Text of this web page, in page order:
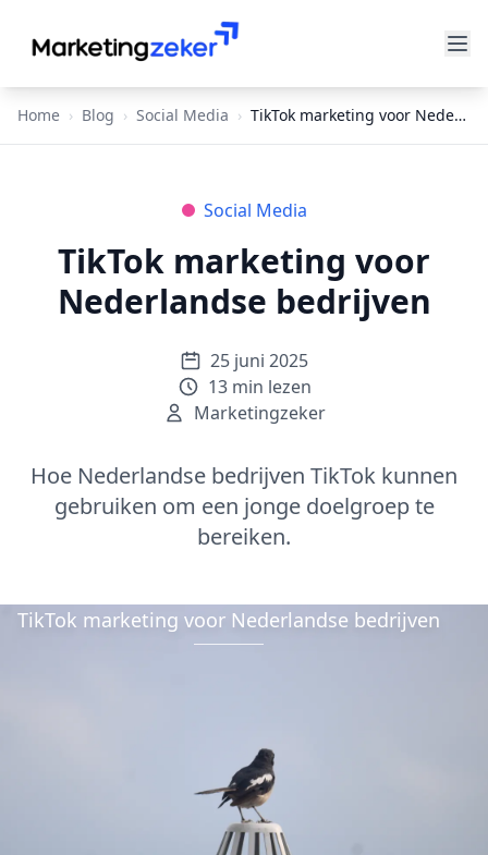
Home › Blog › Social Media › TikTok marketing voor Nederlandse bedrijven
Social Media
TikTok marketing voor
Nederlandse bedrijven
25 juni 2025
13min lezen
Marketingzeker
Hoe Nederlandse bedrijven TikTok kunnen
gebruiken om een jonge doelgroep te
bereiken.
TikTok marketing voor Nederlandse bedrijven